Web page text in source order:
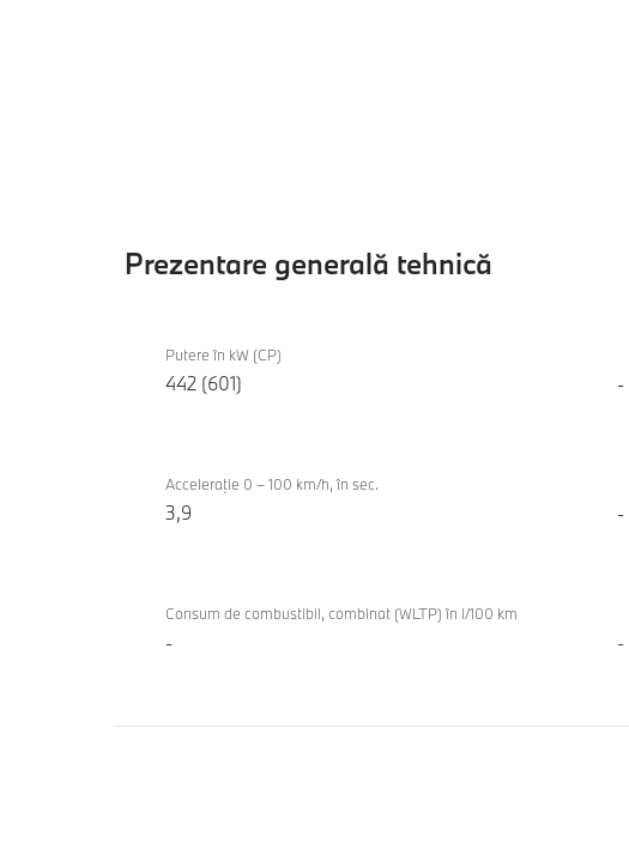
Prezentare generală tehnică
generală
tehnică
i5 M60
xDrive
Putere în kW (CP)
442 (601) -
Acceleraţie 0 – 100 km/h, în sec.
3,9 -
Consum de combustibil, combinat (WLTP) în l/100 km
- -